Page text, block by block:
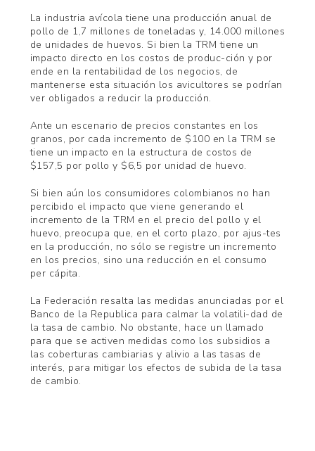
La industria avícola tiene una producción anual de
pollo de 1,7 millones de toneladas y, 14.000 millones
de unidades de huevos. Si bien la TRM tiene un
impacto directo en los costos de produc-ción y por
ende en la rentabilidad de los negocios, de
mantenerse esta situación los avicultores se podrían
ver obligados a reducir la producción.
Ante un escenario de precios constantes en los
granos, por cada incremento de $100 en la TRM se
tiene un impacto en la estructura de costos de
$157,5 por pollo y $6,5 por unidad de huevo.
Si bien aún los consumidores colombianos no han
percibido el impacto que viene generando el
incremento de la TRM en el precio del pollo y el
huevo, preocupa que, en el corto plazo, por ajus-tes
en la producción, no sólo se registre un incremento
en los precios, sino una reducción en el consumo
per cápita.
La Federación resalta las medidas anunciadas por el
Banco de la Republica para calmar la volatili-dad de
la tasa de cambio. No obstante, hace un llamado
para que se activen medidas como los subsidios a
las coberturas cambiarias y alivio a las tasas de
interés, para mitigar los efectos de subida de la tasa
de cambio.